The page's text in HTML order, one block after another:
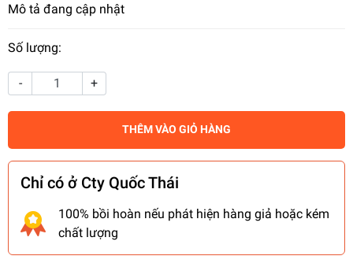
Mô tả đang cập nhật
Số lượng:
- +
THÊM VÀO GIỎ HÀNG
Chỉ có ở Cty Quốc Thái
100% bồi hoàn nếu phát hiện hàng giả hoặc kém
chất lượng